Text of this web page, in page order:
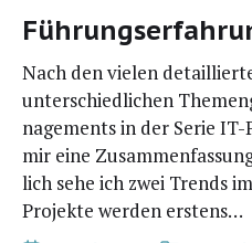
Nach den vie­len
unter­schied­li­chen
nage­ments in der Serie
mir eine
lich sehe ich zwei Trends
Pro­­jek­­te wer­den erstens…